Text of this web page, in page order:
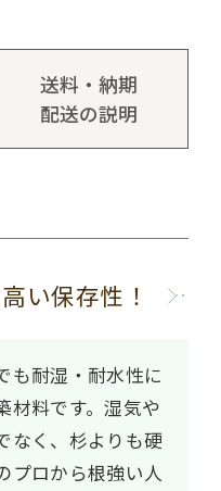
送料・納期
配送の説明
い保存性！
も耐湿・耐水性に
材料です。湿気や
なく、杉よりも硬
プロから根強い人